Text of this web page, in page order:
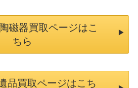
磁器買取ページはこ
ちら
買取ページはこち